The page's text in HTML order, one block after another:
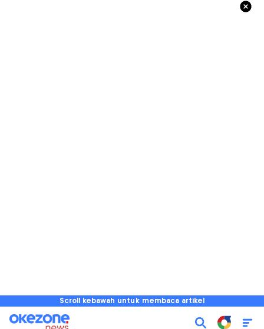
Scroll kebawah untuk membaca artikel